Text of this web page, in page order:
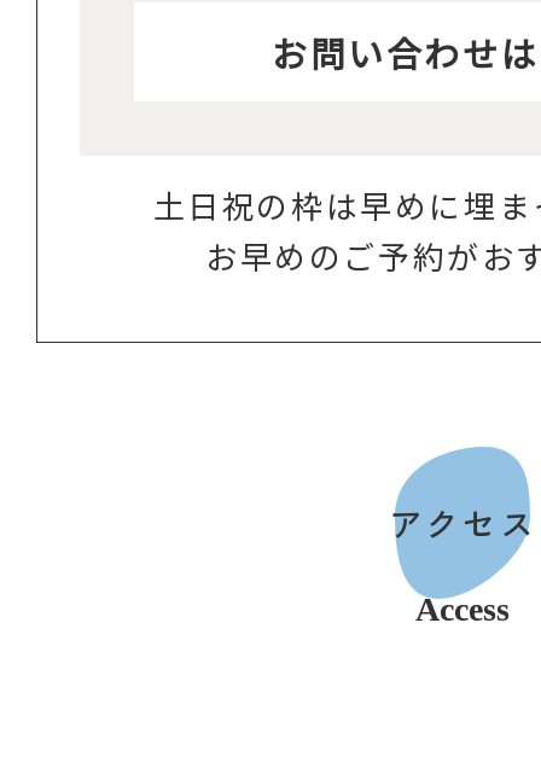
お問い合わせ
土日祝の枠は早めに埋
お早めのご予約がお
アクセス
Access